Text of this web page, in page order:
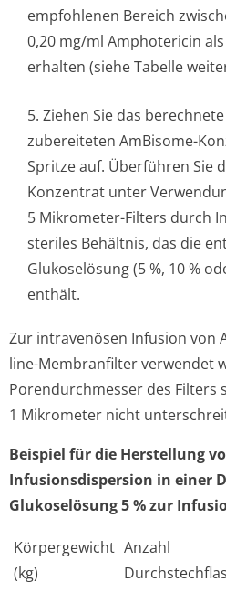
empfohlenen Bereich
0,20 mg/ml Amphotericin
erhalten (siehe Tabelle
5. Ziehen Sie das
zubereiteten AmBisome-
Spritze auf. Überführen Sie
Konzentrat unter
5 Mikrometer-Filters durch
steriles Behältnis, das die
Glukoselösung (5 %, 10 %
enthält.
Zur intravenösen Infusion von
line-Membranfilter verwendet
Porendurchmesser des Filters
1 Mikrometer nicht
Beispiel für die Herstellung
Infusionsdispersion in einer
Glukoselösung 5 % zur
Körpergewicht
(kg)
Anzahl